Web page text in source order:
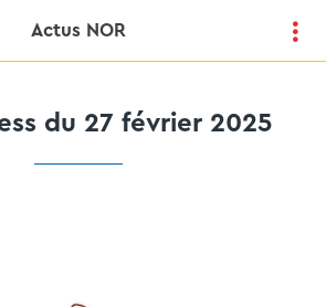
Actus NOR
du 27 février 2025